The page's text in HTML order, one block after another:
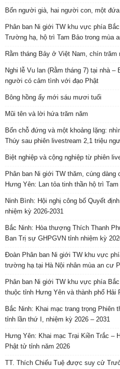
Bốn người già, hai người con, một
Phân ban Ni giới TW khu vực phía
Trường hạ, hộ trì Tam Bảo trong mùa
Rằm tháng Bảy ở Việt Nam, chín trăm
Nghi lễ Vu lan (Rằm tháng 7) tại nhà
người có cảm tình với đạo Phật
Bông hồng ấy mới sáu mươi tuổi
Mũi tên và lời hứa trăm năm
Bốn chỗ đứng và một khoảng lặng:
Thúy sau phiên livestream 2,1 triệu
Biệt nghiệp và cộng nghiệp từ phiên
Phân ban Ni giới TW thăm, cúng
Hưng Yên: Lan tỏa tinh thần hộ trì Tam
Ninh Bình: Hội nghị công bố Quyết
nhiệm kỳ 2026-2031
Bắc Ninh: Hòa thượng Thích Thanh
Ban Trị sự GHPGVN tỉnh nhiệm kỳ
Đoàn Phân ban Ni giới TW khu vực
trường hạ tại Hà Nội nhân mùa an cư
Phân ban Ni giới TW khu vực phía
thuộc tỉnh Hưng Yên và thành phố Hải
Bắc Ninh: Khai mạc trang trọng Phiên
tỉnh lần thứ I, nhiệm kỳ 2026 – 2031
Hưng Yên: Khai mạc Trại Kiền Trắc –
Phật tử tỉnh năm 2026
TT. Thích Chiếu Tuệ được suy cử